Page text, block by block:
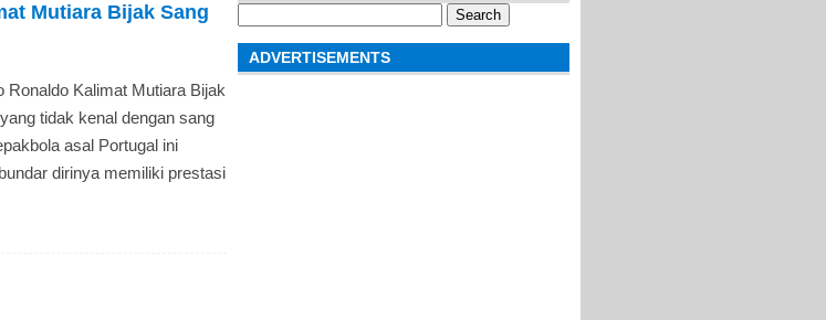
Mutiara Bijak Sang
Kalimat Mutiara Bijak
tidak kenal dengan sang
asal Portugal ini
dirinya memiliki prestasi
for:
ADVERTISEMENTS